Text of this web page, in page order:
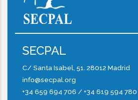
SECPAL
C/ Santa Isabel, 51. 28012 Madrid
info@secpal.org
+34 659 694 706 / +34 619 594 780